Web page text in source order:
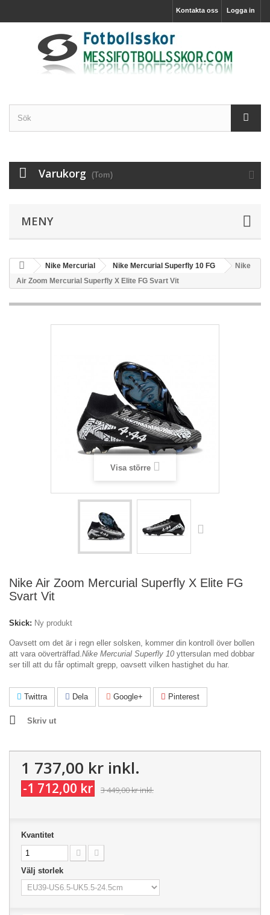
Logga in
Kontakta oss
Varukorg (Tom)
MENY
Nike Mercurial Nike Mercurial Superfly 10 FG
Nike
Air Zoom Mercurial Superfly X Elite FG Svart Vit
Visa större
Nike Air Zoom Mercurial Superfly X Elite FG
Svart Vit
Skick: Ny produkt
Oavsett om det är i regn eller solsken, kommer din kontroll över bollen
att vara oöverträffad.Nike Mercurial Superfly 10 yttersulan med dobbar
ser till att du får optimalt grepp, oavsett vilken hastighet du har.
Twittra Dela Google+ Pinterest
Skriv ut
1 737,00 kr inkl.
-1 712,00 kr 3 449,00 krinkl.
Kvantitet
Välj storlek